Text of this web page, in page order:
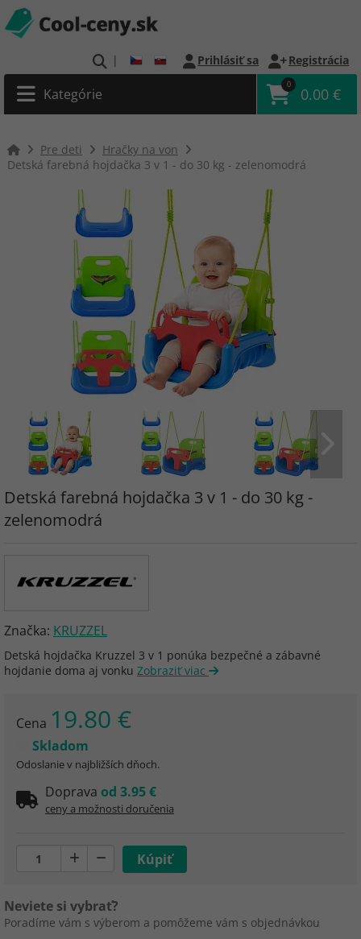
| Prihlásiť sa Registrácia
Kategórie
0
0.00 €
Pre deti
Hračky na von
Detská farebná hojdačka 3 v 1 - do 30 kg - zelenomodrá
Detská farebná hojdačka 3 v 1 - do 30 kg -
zelenomodrá
Značka: KRUZZEL
Detská hojdačka Kruzzel 3 v 1 ponúka bezpečné a zábavné
hojdanie doma aj vonku Zobraziť viac
Cena 19.80 €
Skladom
Odoslanie v najbližších dňoch.
Doprava od 3.95 €
ceny a možnosti doručenia
Neviete si vybrať?
Poradíme vám s výberom a pomôžeme vám s objednávkou